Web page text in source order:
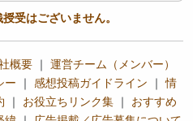
受はございません。
概要 ｜ 運営チーム（メンバー）
ー ｜ 感想投稿ガイドライン ｜情
｜ お役立ちリンク集 ｜ おすすめ